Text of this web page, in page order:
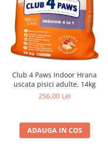
Club 4 Paws Indoor Hrana
uscata pisici adulte, 14kg
256,00 Lei
ADAUGA IN COS